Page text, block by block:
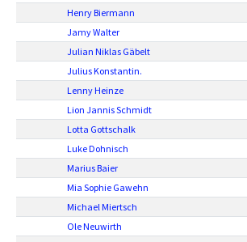
Henry Biermann
Jamy Walter
Julian Niklas Gäbelt
Julius Konstantin.
Lenny Heinze
Lion Jannis Schmidt
Lotta Gottschalk
Luke Dohnisch
Marius Baier
Mia Sophie Gawehn
Michael Miertsch
Ole Neuwirth